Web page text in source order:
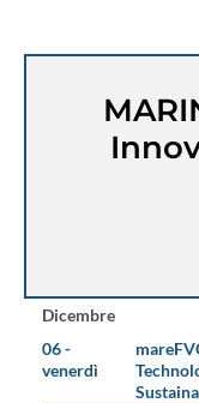
Dicembre
06 -
venerdì